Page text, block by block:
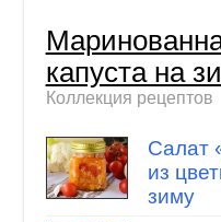
капуста на
Коллекция рецептов
Салат
из
зиму